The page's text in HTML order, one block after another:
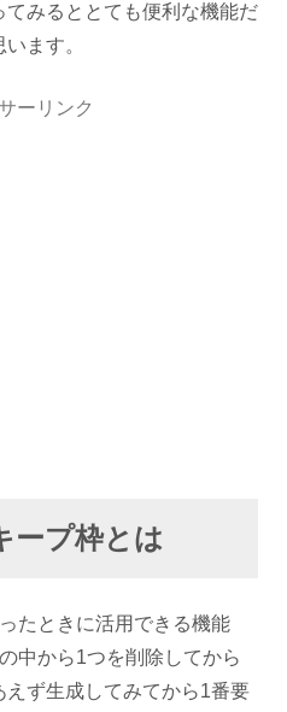
みるととても便利な機能だ
ます。
ーリンク
ープ枠とは
たときに活用できる機能
中から1つを削除してから
ず生成してみてから1番要